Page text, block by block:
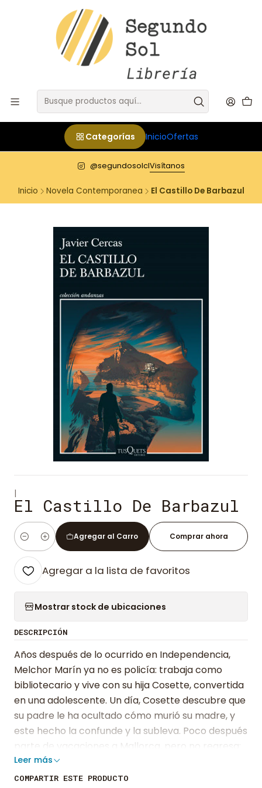
Categorías InicioOfertas
@segundosolclVisítanos
Inicio Novela Contemporanea El Castillo De Barbazul
|
El Castillo De Barbazul
Cantidad
Agregar al Carro Comprar ahora
Agregar a la lista de favoritos
Mostrar stock de ubicaciones
DESCRIPCIÓN
Años después de lo ocurrido en Independencia,
Melchor Marín ya no es policía: trabaja como
bibliotecario y vive con su hija Cosette, convertida
en una adolescente. Un día, Cosette descubre que
su padre le ha ocultado cómo murió su madre, y
este hecho la confunde y la subleva. Poco después
parte de vacaciones a Mallorca, pero no regresa;
tampoco contesta los mensajes ni las llamadas de
Melchor, quien, convencido de que algo malo ha
Leer más
COMPARTIR ESTE PRODUCTO